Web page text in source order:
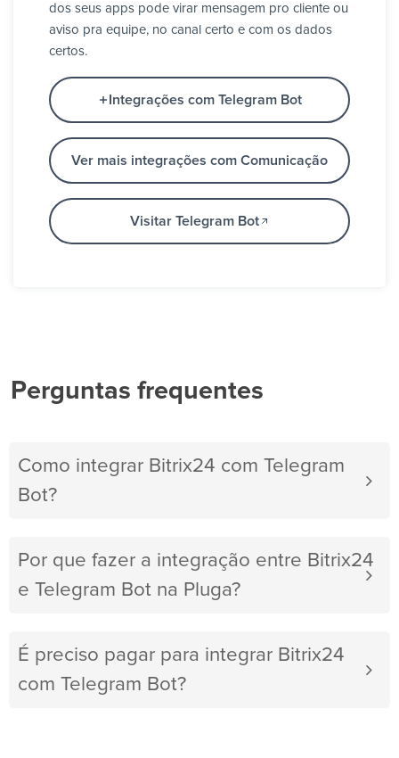
dos seus apps pode virar mensagem pro cliente ou
aviso pra equipe, no canal certo e com os dados
certos.
Integrações com Telegram Bot
Ver mais integrações com Comunicação
Visitar Telegram Bot
Perguntas frequentes
Como integrar Bitrix24 com Telegram
Bot?
Por que fazer a integração entre Bitrix24
e Telegram Bot na Pluga?
É preciso pagar para integrar Bitrix24
com Telegram Bot?